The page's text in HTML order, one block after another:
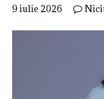
9 iulie 2026